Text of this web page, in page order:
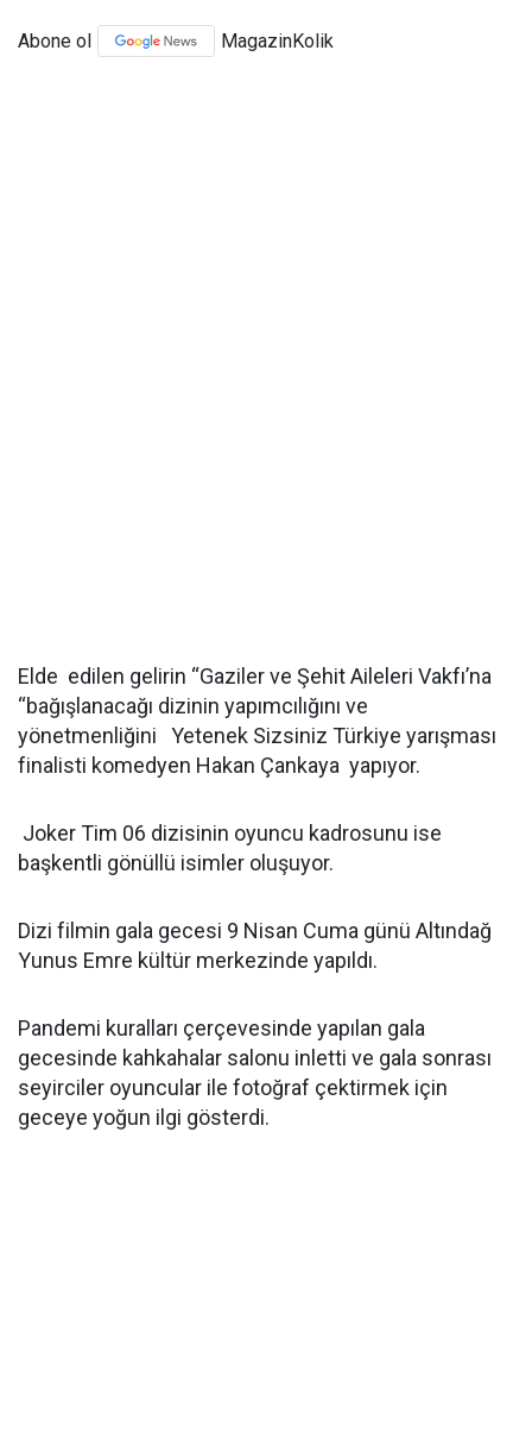
Abone ol MagazinKolik
Elde edilen gelirin “Gaziler ve Şehit Aileleri Vakfı’na
“bağışlanacağı dizinin yapımcılığını ve
yönetmenliğini Yetenek Sizsiniz Türkiye yarışması
finalisti komedyen Hakan Çankaya yapıyor.
Joker Tim 06 dizisinin oyuncu kadrosunu ise
başkentli gönüllü isimler oluşuyor.
Dizi filmin gala gecesi 9 Nisan Cuma günü Altındağ
Yunus Emre kültür merkezinde yapıldı.
Pandemi kuralları çerçevesinde yapılan gala
gecesinde kahkahalar salonu inletti ve gala sonrası
seyirciler oyuncular ile fotoğraf çektirmek için
geceye yoğun ilgi gösterdi.